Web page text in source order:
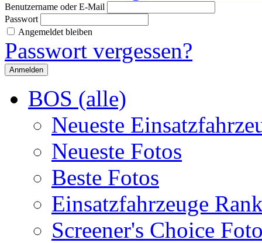
Benutzername oder E-Mail
Passwort
Angemeldet bleiben
Passwort vergessen?
BOS (alle)
Neueste
Neueste Fotos
Beste Fotos
Einsatzfahrzeuge
Screener's Choice